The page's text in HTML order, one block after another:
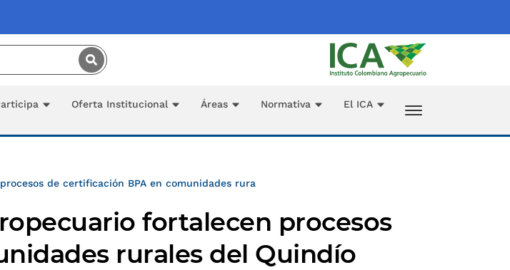
Oferta Institucional Áreas Normativa El ICA
de certificación BPA en comunidades rura
fortalecen procesos
rurales del Quindío